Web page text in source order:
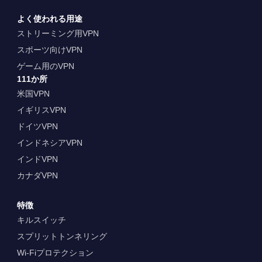
よく使われる用途
ストリーミング用VPN
スポーツ向けVPN
ゲーム用のVPN
111か所
米国VPN
イギリスVPN
ドイツVPN
インドネシアVPN
インドVPN
カナダVPN
特徴
キルスイッチ
スプリットトンネリング
Wi-Fiプロテクション